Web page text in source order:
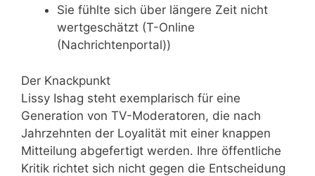
Sie fühlte sich über längere Zeit nicht
wertgeschätzt (T-Online
(Nachrichtenportal))
Der Knackpunkt
Lissy Ishag steht exemplarisch für eine
Generation von TV-Moderatoren, die nach
Jahrzehnten der Loyalität mit einer knappen
Mitteilung abgefertigt werden. Ihre öffentliche
Kritik richtet sich nicht gegen die Entscheidung